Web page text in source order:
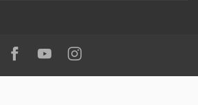
Volg ons op:Facebook
YoutubeInstagram